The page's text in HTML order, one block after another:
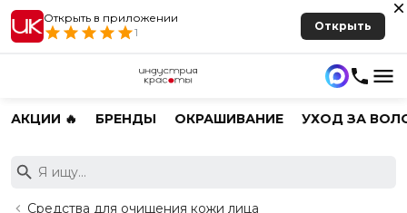
Открыть в приложении
1
Открыть
АКЦИИ 🔥 БРЕНДЫ ОКРАШИВАНИЕ УХОД ЗА
Средства для очищения кожи лица